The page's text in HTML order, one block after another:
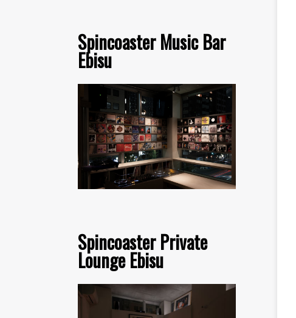
Spincoaster Music Bar
Ebisu
Spincoaster Private
Lounge Ebisu